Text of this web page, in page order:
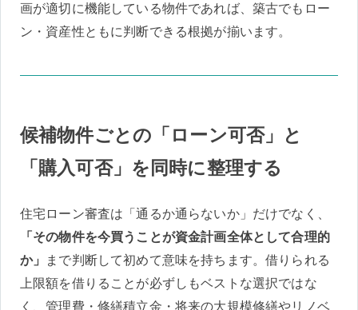
画が適切に機能している物件であれば、築古でもロー
ン・資産性ともに判断できる根拠が揃います。
候補物件ごとの「ローン可否」と
「購入可否」を同時に整理する
住宅ローン審査は「通るか通らないか」だけでなく、
「その物件を今買うことが資金計画全体として合理的
か」
まで判断して初めて意味を持ちます。借りられる
上限額を借りることが必ずしもベストな選択ではな
く、管理費・修繕積立金・将来の大規模修繕やリノベ